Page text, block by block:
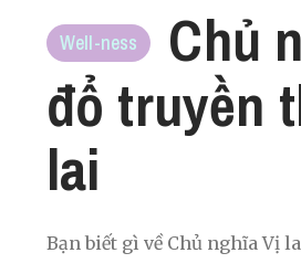
Well-ness
Chủ
đổ truyền
lai
Bạn biết gì về Chủ nghĩa Vị